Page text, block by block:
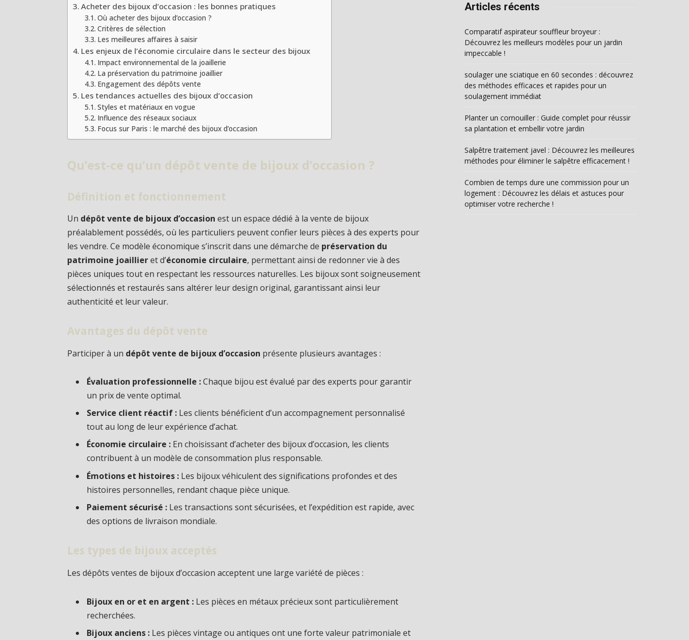
Acheter des bijoux d’occasion : les bonnes pratiques
Où acheter des bijoux d’occasion ?
Critères de sélection
Les meilleures affaires à saisir
Les enjeux de l’économie circulaire dans le secteur des bijoux
Impact environnemental de la joaillerie
La préservation du patrimoine joaillier
Engagement des dépôts vente
Les tendances actuelles des bijoux d’occasion
Styles et matériaux en vogue
Influence des réseaux sociaux
Focus sur Paris : le marché des bijoux d’occasion
Qu’est-ce qu’un dépôt vente de bijoux d’occasion ?
Définition et fonctionnement
Un dépôt vente de bijoux d’occasion est un espace dédié à la vente de bijoux
préalablement possédés, où les particuliers peuvent confier leurs pièces à des experts pour
les vendre. Ce modèle économique s’inscrit dans une démarche de préservation du
patrimoine joaillieret d’économie circulaire, permettant ainsi de redonner vie à des
pièces uniques tout en respectant les ressources naturelles. Les bijoux sont soigneusement
sélectionnés et restaurés sans altérer leur design original, garantissant ainsi leur
authenticité et leur valeur.
Avantages du dépôt vente
Participer à un dépôt vente de bijoux d’occasion présente plusieurs avantages :
Évaluation professionnelle :Chaque bijou est évalué par des experts pour garantir
un prix de vente optimal.
Service client réactif : Les clients bénéficient d’un accompagnement personnalisé
tout au long de leur expérience d’achat.
Économie circulaire : En choisissant d’acheter des bijoux d’occasion, les clients
contribuent à un modèle de consommation plus responsable.
Émotions et histoires : Les bijoux véhiculent des significations profondes et des
histoires personnelles, rendant chaque pièce unique.
Paiement sécurisé : Les transactions sont sécurisées, et l’expédition est rapide, avec
des options de livraison mondiale.
Les types de bijoux acceptés
Les dépôts ventes de bijoux d’occasion acceptent une large variété de pièces :
Bijoux en or et en argent : Les pièces en métaux précieux sont particulièrement
recherchées.
Bijoux anciens : Les pièces vintage ou antiques ont une forte valeur patrimoniale et
Articles récents
Comparatif aspirateur souffleur broyeur :
Découvrez les meilleurs modèles pour un jardin
impeccable !
soulager une sciatique en 60 secondes : découvrez
des méthodes efficaces et rapides pour un
soulagement immédiat
Planter un cornouiller : Guide complet pour réussir
sa plantation et embellir votre jardin
Salpêtre traitement javel : Découvrez les meilleures
méthodes pour éliminer le salpêtre efficacement !
Combien de temps dure une commission pour un
logement : Découvrez les délais et astuces pour
optimiser votre recherche !